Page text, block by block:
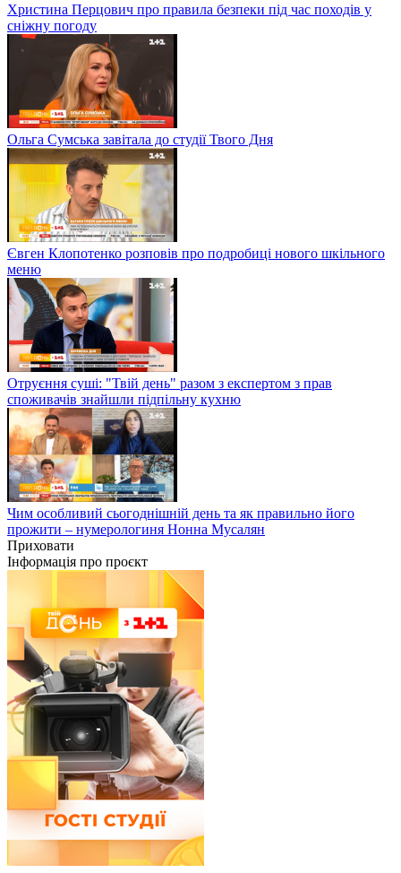
Христина Перцович про правила безпеки під час походів у
сніжну погоду
Ольга Сумська завітала до студії Твого Дня
Євген Клопотенко розповів про подробиці нового шкільного
меню
Отруєння суші: "Твій день" разом з експертом з прав
споживачів знайшли підпільну кухню
Чим особливий сьогоднішній день та як правильно його
прожити – нумерологиня Нонна Мусалян
Приховати
Інформація про проєкт